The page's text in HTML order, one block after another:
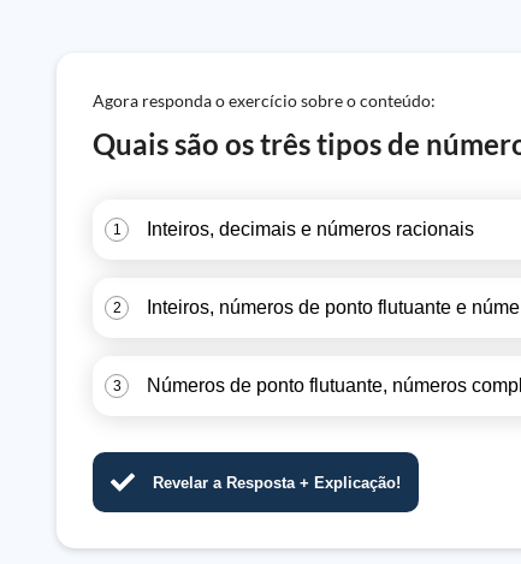
Agora responda o exercício sobre o conteúdo:
Quais são os três tipos de
1 Inteiros, decimais e números racionais
2 Inteiros, números de ponto flutuante e
3 Números de ponto flutuante, números
Revelar a Resposta + Explicação!